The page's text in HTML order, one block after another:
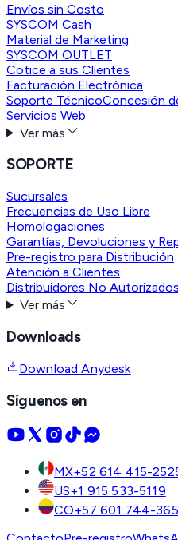
Envíos sin Costo
SYSCOM Cash
Material de Marketing
SYSCOM OUTLET
Cotice a sus Clientes
Facturación Electrónica
Soporte TécnicoConcesión
Servicios Web
Ver más
SOPORTE
Sucursales
Frecuencias de Uso Libre
Homologaciones
Garantías, Devoluciones y
Pre-registro para Distribución
Atención a Clientes
Distribuidores No Autorizados
Ver más
Downloads
Download Anydesk
Síguenos en
MX+52 614 415-
US+1 915 533-5119
CO+57 601 744-